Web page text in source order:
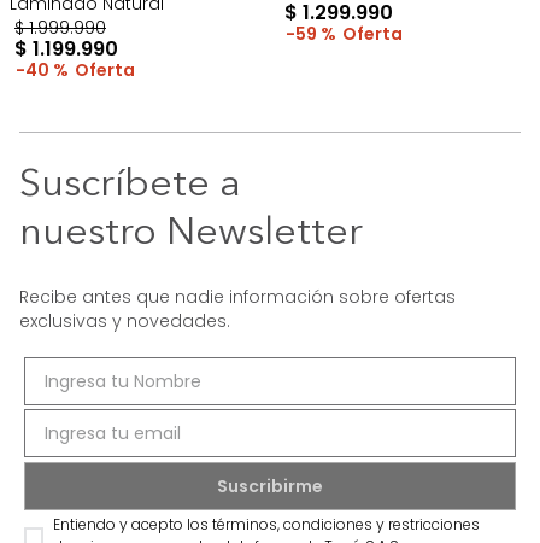
$ 1.999.990
$ 1.199.990
40 %
$ 1.299.990
59 %
Suscríbete a
nuestro Newsletter
Recibe antes que nadie información sobre ofertas
exclusivas y novedades.
Entiendo y acepto los términos, condiciones y restricciones